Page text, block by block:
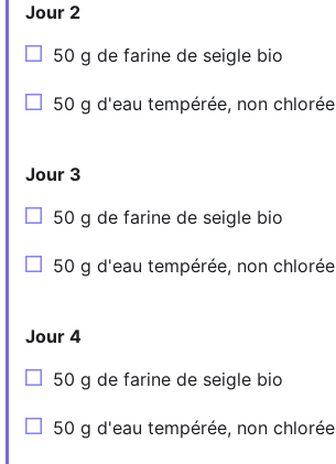
Jour 2
50 g de farine de seigle bio
50 g d'eau tempérée, non chlorée
Jour 3
50 g de farine de seigle bio
50 g d'eau tempérée, non chlorée
Jour 4
50 g de farine de seigle bio
50 g d'eau tempérée, non chlorée